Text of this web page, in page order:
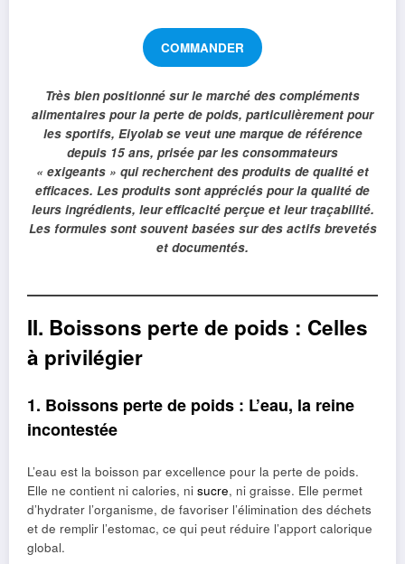
COMMANDER
Très bien positionné sur le marché des compléments
alimentaires pour la perte de poids, particulièrement pour
les sportifs, Eiyolab se veut une marque de référence
depuis 15 ans, prisée par les consommateurs
« exigeants » qui recherchent des produits de qualité et
efficaces. Les produits sont appréciés pour la qualité de
leurs ingrédients, leur efficacité perçue et leur traçabilité.
Les formules sont souvent basées sur des actifs brevetés
et documentés.
II. Boissons perte de poids : Celles
à privilégier
1. Boissons perte de poids : L’eau, la reine
incontestée
L’eau est la boisson par excellence pour la perte de poids.
Elle ne contient ni calories, ni sucre, ni graisse. Elle permet
d’hydrater l’organisme, de favoriser l’élimination des déchets
et de remplir l’estomac, ce qui peut réduire l’apport calorique
global.